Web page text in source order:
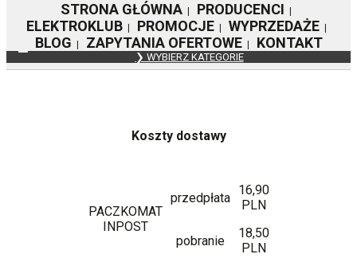
STRONA GŁÓWNA PRODUCENCI
ELEKTROKLUB| PROMOCJE| WYPRZEDAŻE|
BLOG ZAPYTANIA OFERTOWE| KONTAKT
❯ WYBIERZ KATEGORIE
Koszty dostawy
PACZKOMAT
INPOST
przedpłata
16,90
PLN
pobranie
18,50
PLN